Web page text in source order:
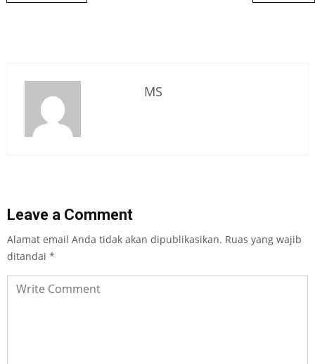
MS
Leave a Comment
Alamat email Anda tidak akan dipublikasikan. Ruas yang wajib
ditandai *